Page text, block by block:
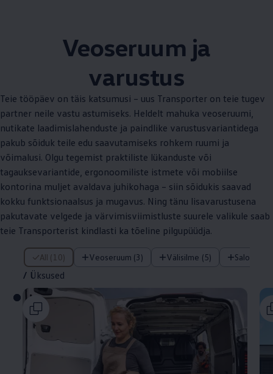
Veoseruum ja
varustus
Teie tööpäev on täis katsumusi – uus Transporter on teie tugev
partner neile vastu astumiseks. Heldelt mahuka veoseruumi,
nutikate laadimislahenduste ja paindlike varustusvariantidega
pakub sõiduk teile edu saavutamiseks rohkem ruumi ja
võimalusi. Olgu tegemist praktiliste lükanduste või
tagauksevariantide, ergonoomiliste istmete või mobiilse
kontorina muljet avaldava juhikohaga – siin sõidukis saavad
kokku funktsionaalsus ja mugavus. Ning tänu lisavarustusena
pakutavate velgede ja värvimisviimistluste suurele valikule saab
teie Transporterist kindlasti ka tõeline pilgupüüdja.
All (10) Veoseruum (3) Välisilme (5) Salong (2)
/ Üksused
/ Üksused